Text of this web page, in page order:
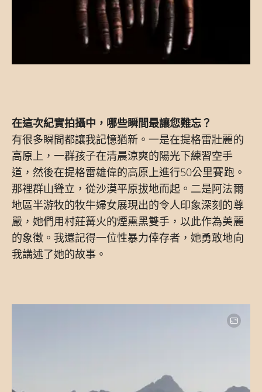
在這次紀實拍攝中，哪些瞬間最讓您難忘？
有很多瞬間都讓我記憶猶新。一是在提格雷壯麗的
高原上，一群孩子在清晨涼爽的陽光下練習空手
道，然後在提格雷雄偉的高原上進行50公里賽跑。
那裡群山聳立，從沙漠平原拔地而起。二是阿法爾
地區半游牧的牧牛婦女展現出的令人印象深刻的尊
嚴，她們用村莊篝火的煙熏黑雙手，以此作為美麗
的象徵。我還記得一位性暴力倖存者，她勇敢地向
我講述了她的故事。